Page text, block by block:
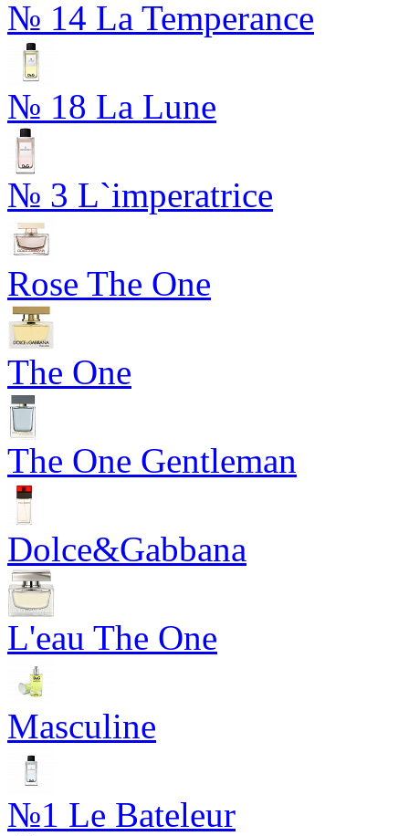
№ 14 La Temperance
№ 18 La Lune
№ 3 L`imperatrice
Rose The One
The One
The One Gentleman
Dolce&Gabbana
L'eau The One
Masculine
№1 Le Bateleur